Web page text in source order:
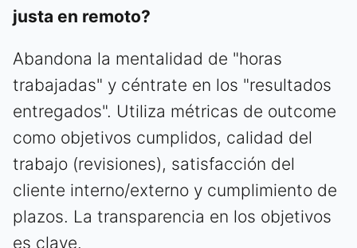
justa en remoto?
Abandona la mentalidad de "horas
trabajadas" y céntrate en los "resultados
entregados". Utiliza métricas de outcome
como objetivos cumplidos, calidad del
trabajo (revisiones), satisfacción del
cliente interno/externo y cumplimiento de
plazos. La transparencia en los objetivos
es clave.